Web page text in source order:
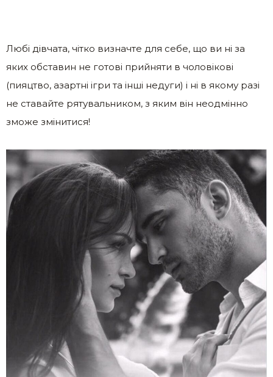
Любі дівчата, чітко визначте для себе, що ви ні за
яких обставин не готові прийняти в чоловікові
(пияцтво, азартні ігри та інші недуги) і ні в якому разі
не ставайте рятувальником, з яким він неодмінно
зможе змінитися!